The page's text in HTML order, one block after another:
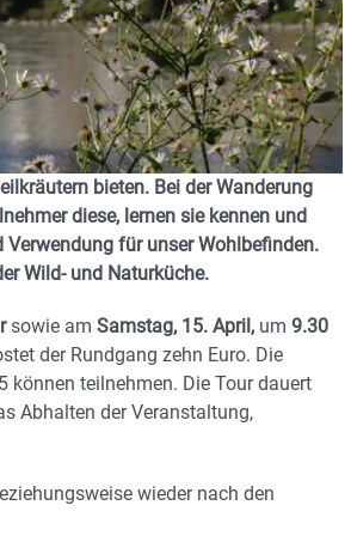
bieten. Bei der Wanderung
diese, lernen sie kennen und
für unser Wohlbefinden.
Wild- und Naturküche.
sowie am Samstag, 15. April, um 9.30
der Rundgang zehn Euro. Die
teilnehmen. Die Tour dauert
Abhalten der Veranstaltung,
wieder nach den